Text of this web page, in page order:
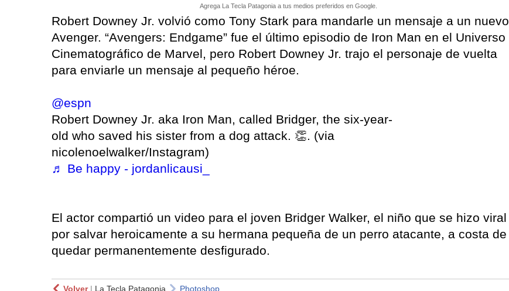
Agrega La Tecla Patagonia a tus medios preferidos en Google.
Robert Downey Jr. volvió como Tony Stark para mandarle un mensaje a un nuevo
Avenger. “Avengers: Endgame” fue el último episodio de Iron Man en el Universo
Cinematográfico de Marvel, pero Robert Downey Jr. trajo el personaje de vuelta
para enviarle un mensaje al pequeño héroe.
@espn
Robert Downey Jr. aka Iron Man, called Bridger, the six-year-
old who saved his sister from a dog attack. 👏. (via
nicolenoelwalker/Instagram)
♬ Be happy - jordanlicausi_
El actor compartió un video para el joven Bridger Walker, el niño que se hizo viral
por salvar heroicamente a su hermana pequeña de un perro atacante, a costa de
quedar permanentemente desfigurado.
Volver| La Tecla Patagonia Photoshop